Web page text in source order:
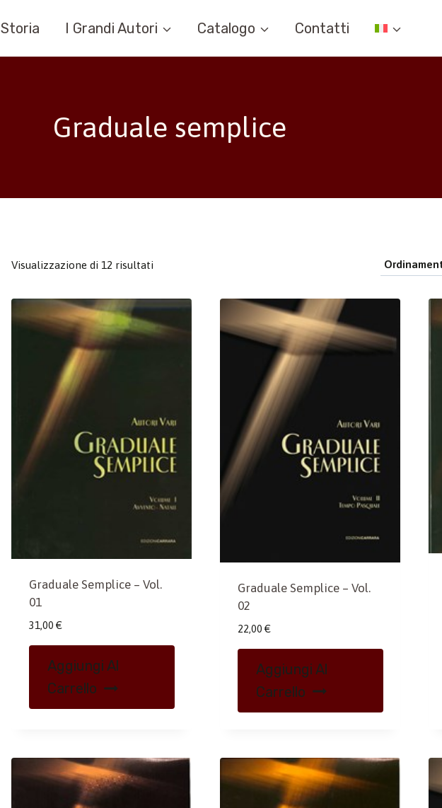
Storia I Grandi Autori Catalogo Contatti
Graduale semplice
Visualizzazione di 12 risultati
Graduale Semplice – Vol.
01
31,00 €
Aggiungi Al
Carrello
Graduale Semplice – Vol.
02
22,00 €
Aggiungi Al
Carrello